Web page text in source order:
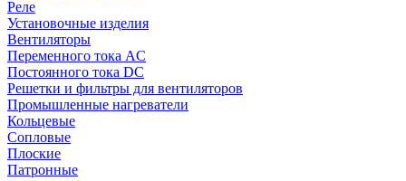
Реле
Установочные изделия
Вентиляторы
Переменного тока AC
Постоянного тока DC
Решетки и фильтры для вентиляторов
Промышленные нагреватели
Кольцевые
Сопловые
Плоские
Патронные